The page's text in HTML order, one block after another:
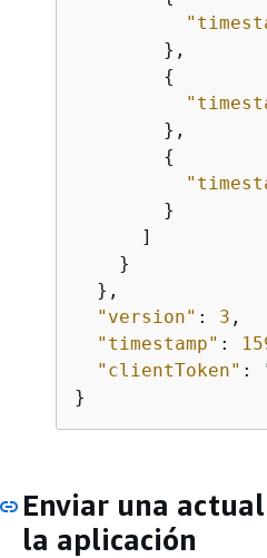
        },
{
        },
{
        }
      ]
    }
  },
"version" : 3 ,
"timestamp" :
"clientToken" :
}
Enviar una
la aplicación